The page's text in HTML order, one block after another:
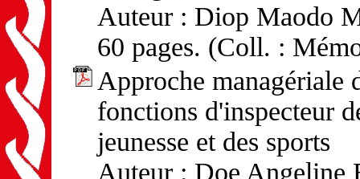
Auteur : Diop Maodo
60 pages. (Coll. :
Approche managériale
fonctions d'inspecteur
jeunesse et des sports
Auteur : Doe Angeline